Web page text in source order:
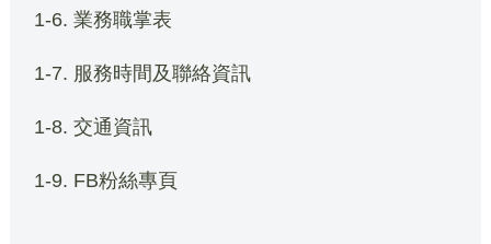
1-6. 業務職掌表
1-7. 服務時間及聯絡資訊
1-8. 交通資訊
1-9. FB粉絲專頁